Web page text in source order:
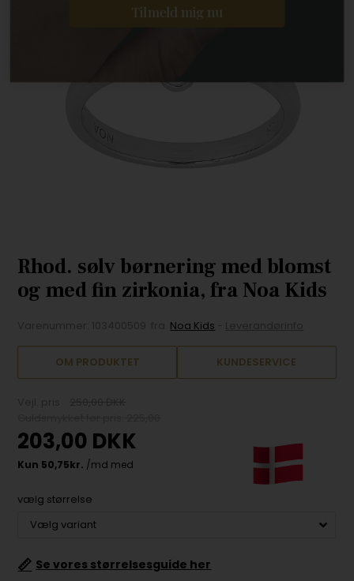
Rhod. sølv børnering med blomst
og med fin zirkonia, fra Noa Kids
Noa Kids
OM PRODUKTET KUNDESERVICE
203,00 DKK
vælg størrelse
📏 Se vores størrelsesguide her
Tilmeld mig nu